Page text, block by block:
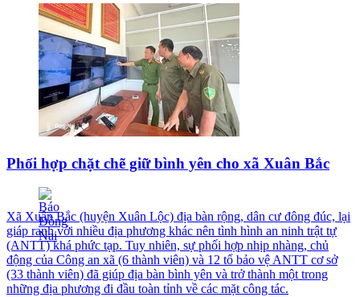
Phối hợp chặt chẽ giữ bình yên cho xã Xuân Bắc
Xã Xuân Bắc (huyện Xuân Lộc) địa bàn rộng, dân cư đông đúc, lại
giáp ranh với nhiều địa phương khác nên tình hình an ninh trật tự
(ANTT) khá phức tạp. Tuy nhiên, sự phối hợp nhịp nhàng, chủ
động của Công an xã (6 thành viên) và 12 tổ bảo vệ ANTT cơ sở
(33 thành viên) đã giúp địa bàn bình yên và trở thành một trong
những địa phương đi đầu toàn tỉnh về các mặt công tác.